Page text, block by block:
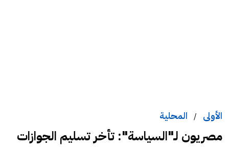
الأولى / المحلية
مصريون لـ"السياسة": تأخر تسليم الجوازات